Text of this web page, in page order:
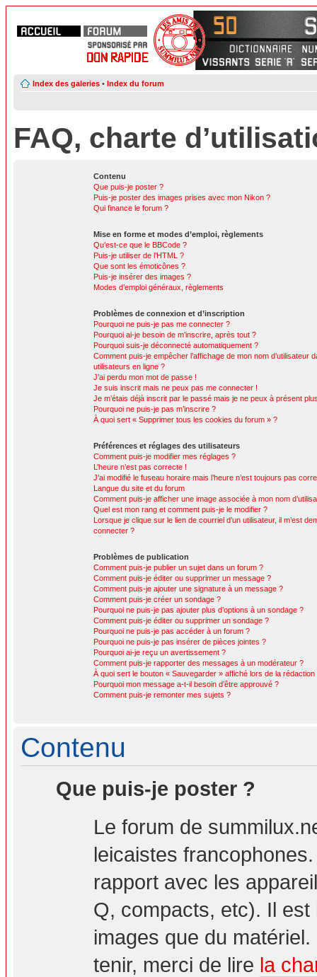
Index des galeries • Index du forum
FAQ, charte
Contenu
Que puis-je poster ?
Puis-je poster des images prises avec mon Nikon ?
Qui finance le forum ?
Mise en forme et modes d’emploi, règlements
Qu’est-ce que le BBCode ?
Puis-je utiliser de l’HTML ?
Que sont les émoticônes ?
Puis-je insérer des images ?
Modes d’emploi généraux, règlements
Problèmes de connexion et d’inscription
Pourquoi ne puis-je pas me connecter ?
Pourquoi ai-je besoin de m’inscrire, après tout ?
Pourquoi suis-je déconnecté automatiquement ?
Comment puis-je empêcher l’affichage de mon nom d’utilisateur
utilisateurs en ligne ?
J’ai perdu mon mot de passe !
Je suis inscrit mais ne peux pas me connecter !
Je m’étais déjà inscrit par le passé mais je ne peux à présent
Pourquoi ne puis-je pas m’inscrire ?
À quoi sert « Supprimer tous les cookies du forum » ?
Préférences et réglages des utilisateurs
Comment puis-je modifier mes réglages ?
L’heure n’est pas correcte !
J’ai modifié le fuseau horaire mais l’heure n’est toujours pas
Langue du site et du forum
Comment puis-je afficher une image associée à mon nom
Quel est mon rang et comment puis-je le modifier ?
Lorsque je clique sur le lien de courriel d’un utilisateur, il m’est
connecter ?
Problèmes de publication
Comment puis-je publier un sujet dans un forum ?
Comment puis-je éditer ou supprimer un message ?
Comment puis-je ajouter une signature à un message ?
Comment puis-je créer un sondage ?
Pourquoi ne puis-je pas ajouter plus d’options à un sondage ?
Comment puis-je éditer ou supprimer un sondage ?
Pourquoi ne puis-je pas accéder à un forum ?
Pourquoi ne puis-je pas insérer de pièces jointes ?
Pourquoi ai-je reçu un avertissement ?
Comment puis-je rapporter des messages à un modérateur ?
À quoi sert le bouton « Sauvegarder » affiché lors de la rédaction
Pourquoi mon message a-t-il besoin d’être approuvé ?
Comment puis-je remonter mes sujets ?
Contenu
Que puis-je poster ?
Le forum de
leicaistes
rapport avec les
Q, compacts, etc). Il
images que du
tenir, merci de lire la